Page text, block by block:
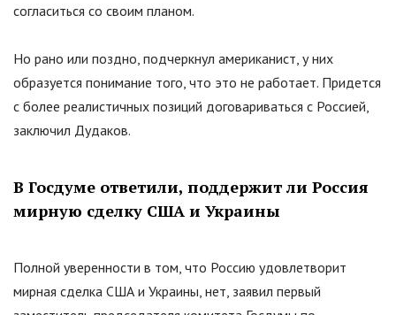
согласиться со своим планом.
Но рано или поздно, подчеркнул американист, у них
образуется понимание того, что это не работает. Придется
с более реалистичных позиций договариваться с Россией,
заключил Дудаков.
В Госдуме ответили, поддержит ли Россия
мирную сделку США и Украины
Полной уверенности в том, что Россию удовлетворит
мирная сделка США и Украины, нет, заявил первый